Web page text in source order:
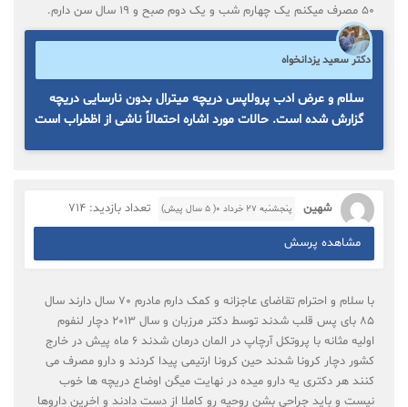
۵۰ مصرف میکنم یک چهارم شب و یک دوم صبح و ۱۹ سال سن دارم.
دکتر سعید یزدانخواه
سلام و عرض ادب پرولاپس دریچه میترال بدون نارسایی دریچه
گزارش شده است. حالات مورد اشاره احتمالاً ناشی از اظطراب است
شهین پنجشنبه ۲۷ خرداد ۰( 5 سال پیش) تعداد بازدید: 714
مشاهده پرسش
با سلام و احترام تقاضای عاجزانه و کمک دارم مادرم 70 سال دارند سال
85 بای پس قلب شدند توسط دکتر مرزبان و سال 2013 دچار لنفوم
اولیه مثانه با پروتکل آرچاپ در المان درمان شدند 6 ماه پیش در خارج
کشور دچار کرونا شدند حین کرونا ارتیمی پیدا کردند و دارو مصرف می
کنند هر دکتری یه دارو میده در نهایت میگن اوضاع دریچه ها خوب
نیست و باید جراحی بشن روحیه رو کاملا از دست دادند و اخرین داروها